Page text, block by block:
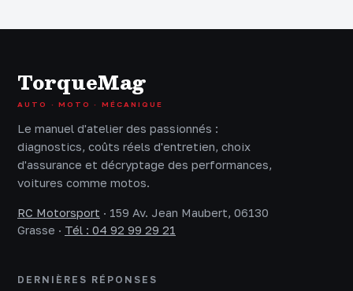
TorqueMag
AUTO · MOTO · MÉCANIQUE
Le manuel d'atelier des passionnés :
diagnostics, coûts réels d'entretien, choix
d'assurance et décryptage des performances,
voitures comme motos.
RC Motorsport · 159 Av. Jean Maubert, 06130
Grasse · Tél : 04 92 99 29 21
DERNIÈRES RÉPONSES